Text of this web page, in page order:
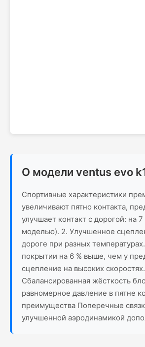
О модели ventus evo
Спортивные характеристики
увеличивают пятно контакта,
улучшает контакт с дорогой:
моделью). 2. Улучшенное
дороге при разных
покрытии на 6 % выше, чем у
сцепление на высоких
Сбалансированная жёсткость
равномерное давление в пятне
преимущества Поперечные
улучшенной аэродинамикой